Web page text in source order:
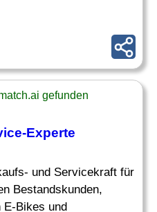
gefunden
Experte
und Servicekraft für
Bestandskunden,
E-Bikes und